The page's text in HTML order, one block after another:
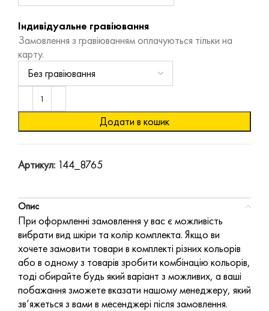
Індивідуальне гравіювання
Замовлення з гравіюванням оплачуються тільки на
карту.
Додати в кошик
Артикул: 144_8765
Опис
При оформленні замовлення у вас є можливість
вибрати вид шкіри та колір комплекта. Якщо ви
хочете замовити товари в комплекті різних кольорів
або в одному з товарів зробити комбінацію кольорів,
тоді обирайте будь який варіант з можливих, а ваші
побажання зможете вказати нашому менеджеру, який
зв’яжеться з вами в месенджері після замовлення.